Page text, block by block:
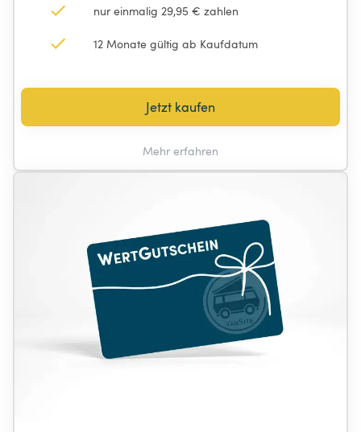
nur einmalig 29,95 € zahlen
12 Monate gültig ab Kaufdatum
Jetzt kaufen
Mehr erfahren